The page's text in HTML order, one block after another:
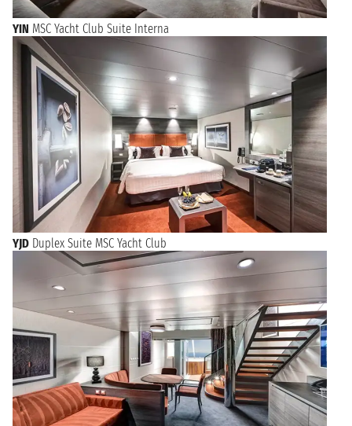
YIN MSC Yacht Club Suite Interna
YJD Duplex Suite MSC Yacht Club